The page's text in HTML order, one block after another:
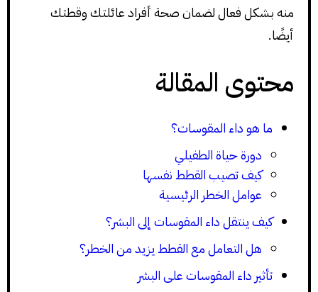
منه بشكل فعال لضمان صحة أفراد عائلتك وقطتك
أيضًا.
محتوى المقالة
ما هو داء المقوسات؟
دورة حياة الطفيلي
كيف تصيب القطط نفسها
عوامل الخطر الرئيسية
كيف ينتقل داء المقوسات إلى البشر؟
هل التعامل مع القطط يزيد من الخطر؟
تأثير داء المقوسات على البشر